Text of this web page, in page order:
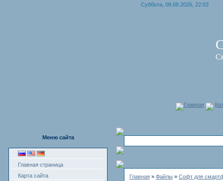
Суббота, 08.08.2026, 22:03
Главная
Меню сайта
Главная страница
Карта сайта
Главная » Файлы » Софт для